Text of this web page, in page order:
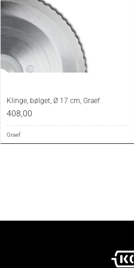
Klinge, bølget, Ø 17 cm, Graef
408,00
Graef